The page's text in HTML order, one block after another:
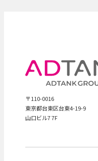
〒110-0016
東京都台東区台東4-19-9
山口ビル7 7F